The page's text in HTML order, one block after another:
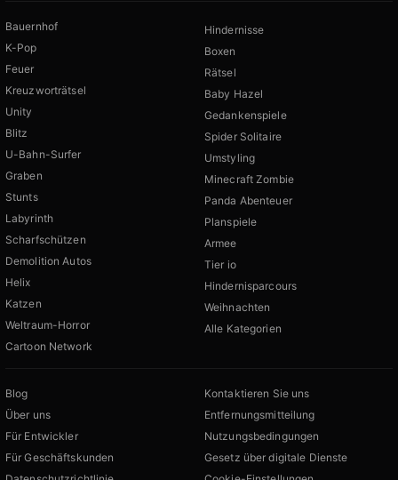
Bauernhof
K-Pop
Feuer
Kreuzworträtsel
Unity
Blitz
U-Bahn-Surfer
Graben
Stunts
Labyrinth
Scharfschützen
Demolition Autos
Helix
Katzen
Weltraum-Horror
Cartoon Network
Hindernisse
Boxen
Rätsel
Baby Hazel
Gedankenspiele
Spider Solitaire
Umstyling
Minecraft Zombie
Panda Abenteuer
Planspiele
Armee
Tier io
Hindernisparcours
Weihnachten
Alle Kategorien
Blog
Über uns
Für Entwickler
Für Geschäftskunden
Kontaktieren Sie uns
Entfernungsmitteilung
Nutzungsbedingungen
Gesetz über digitale Dienste